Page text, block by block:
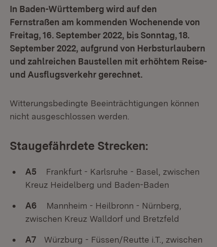
In Baden-Württemberg wird auf den
Fernstraßen am kommenden Wochenende von
Freitag, 16. September 2022, bis Sonntag, 18.
September 2022, aufgrund von Herbsturlaubern
und zahlreichen Baustellen mit erhöhtem Reise-
und Ausflugsverkehr gerechnet.
Witterungsbedingte Beeinträchtigungen können
nicht ausgeschlossen werden.
Staugefährdete Strecken:
A5 Frankfurt - Karlsruhe - Basel, zwischen
Kreuz Heidelberg und Baden-Baden
A6 Mannheim - Heilbronn - Nürnberg,
zwischen Kreuz Walldorf und Bretzfeld
A7 Würzburg - Füssen/Reutte i.T., zwischen